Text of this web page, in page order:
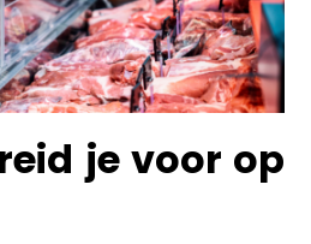
je voor op